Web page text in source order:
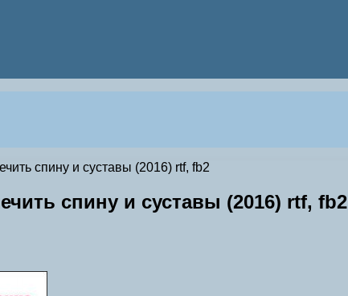
спину и суставы (2016) rtf, fb2
спину и суставы (2016) rtf, fb2